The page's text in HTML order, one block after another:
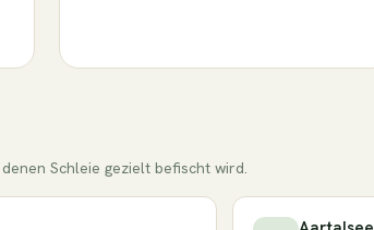
Schleie gezielt befischt wird.